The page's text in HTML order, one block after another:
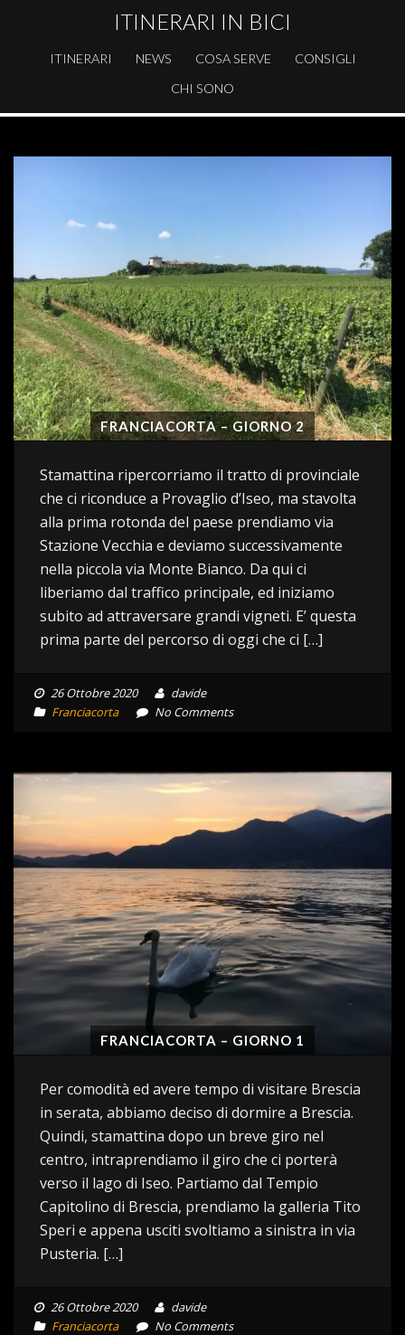
ITINERARI IN BICI
ITINERARI NEWS COSA SERVE
CONSIGLI
CHI SONO
FRANCIACORTA – GIORNO 2
Stamattina ripercorriamo il tratto di provinciale
che ci riconduce a Provaglio d’Iseo, ma stavolta
alla prima rotonda del paese prendiamo via
Stazione Vecchia e deviamo successivamente
nella piccola via Monte Bianco. Da qui ci
liberiamo dal traffico principale, ed iniziamo
subito ad attraversare grandi vigneti. E’ questa
prima parte del percorso di oggi che ci […]
26 Ottobre 2020
davide
Franciacorta
No Comments
FRANCIACORTA – GIORNO 1
Per comodità ed avere tempo di visitare Brescia
in serata, abbiamo deciso di dormire a Brescia.
Quindi, stamattina dopo un breve giro nel
centro, intraprendiamo il giro che ci porterà
verso il lago di Iseo. Partiamo dal Tempio
Capitolino di Brescia, prendiamo la galleria Tito
Speri e appena usciti svoltiamo a sinistra in via
Pusteria. […]
26 Ottobre 2020
davide
Franciacorta
No Comments